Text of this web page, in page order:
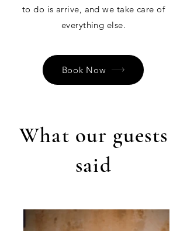
to do is arrive, and we take care of
everything else.
Book Now
What our guests
said